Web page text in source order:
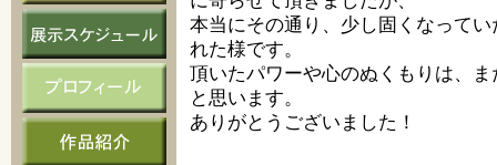
本当にその通り、少し固くなって
れた様です。
頂いたパワーや心のぬくもりは、
と思います。
ありがとうございました！